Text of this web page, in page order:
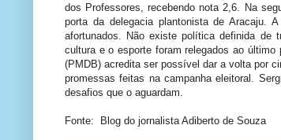
dos Professores, recebendo nota 2,6. Na
porta da delegacia plantonista de Aracaju.
afortunados. Não existe política definida de
cultura e o esporte foram relegados ao
(PMDB) acredita ser possível dar a volta por
promessas feitas na campanha eleitoral.
desafios que o aguardam.
Fonte: Blog do jornalista Adiberto de Souza